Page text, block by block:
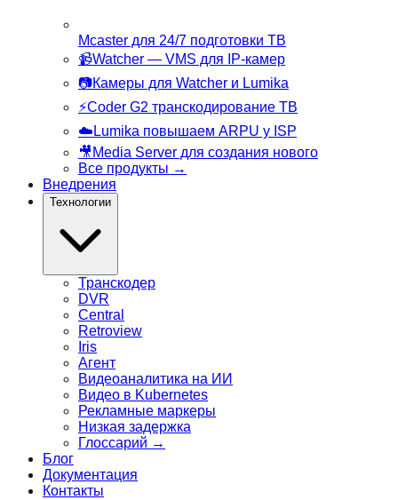
Mcaster для 24/7 подготовки ТВ
📹Watcher — VMS для IP-камер
📷Камеры для Watcher и Lumika
⚡Coder G2 транскодирование ТВ
☁️ Lumika повышаем ARPU у ISP
🎥 Media Server для создания нового
Все продукты →
Внедрения
Технологии
Транскодер
DVR
Central
Retroview
Iris
Агент
Видеоаналитика на ИИ
Видео в Kubernetes
Рекламные маркеры
Низкая задержка
Глоссарий →
Блог
Документация
Контакты